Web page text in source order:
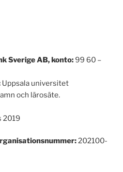
Sverige AB, konto:99 60 –
Uppsala universitet
och lärosäte.
2019
202100-